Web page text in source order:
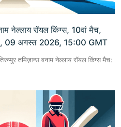
नेल्लाय रॉयल किंग्स, 10वां मैच,
09 अगस्त 2026, 15:00 GMT
तमिज़ान्स बनाम नेल्लाय रॉयल किंग्स मैच: